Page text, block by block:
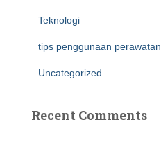
Teknologi
tips penggunaan perawatan
Uncategorized
Recent Comments